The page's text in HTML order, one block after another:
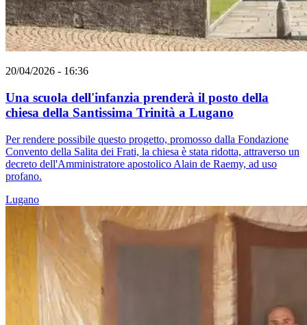
20/04/2026 - 16:36
Una scuola dell'infanzia prenderà il posto della
chiesa della Santissima Trinità a Lugano
Per rendere possibile questo progetto, promosso dalla Fondazione
Convento della Salita dei Frati, la chiesa è stata ridotta, attraverso un
decreto dell'Amministratore apostolico Alain de Raemy, ad uso
profano.
Lugano